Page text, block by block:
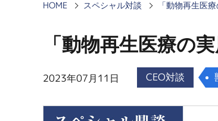
HOME スペシャル対談 「動物再生医
「動物再生医療の
2023年07月11日 CEO対談